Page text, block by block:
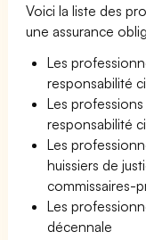
Voici la liste des
une assurance
Les
responsabilité
Les
responsabilité
Les
huissiers de
commissaires-
Les
décennale